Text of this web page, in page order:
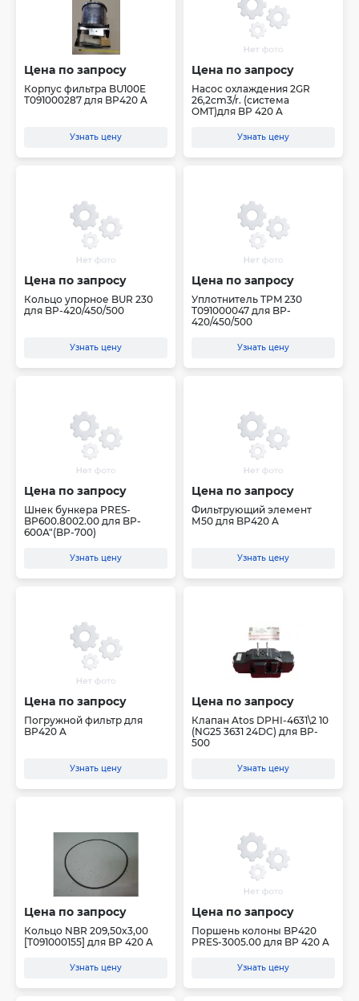
Цена по запросу
Корпус фильтра BU100E
T091000287 для BP420 A
Узнать цену
Цена по запросу
Насос охлаждения 2GR
26,2cm3/r. (система
OMT)для BP 420 A
Узнать цену
Цена по запросу
Кольцо упорное BUR 230
для BP-420/450/500
Узнать цену
Цена по запросу
Уплотнитель TPM 230
T091000047 для BP-
420/450/500
Узнать цену
Цена по запросу
Шнек бункера PRES-
BP600.8002.00 для BP-
600A"(BP-700)
Узнать цену
Цена по запросу
Фильтрующий элемент
М50 для BP420 A
Узнать цену
Цена по запросу
Погружной фильтр для
BP420 A
Узнать цену
Цена по запросу
Клапан Atos DPHI-4631\2 10
(NG25 3631 24DC) для BP-
500
Узнать цену
Цена по запросу
Кольцо NBR 209,50x3,00
[T091000155] для BP 420 A
Узнать цену
Цена по запросу
Поршень колоны BP420
PRES-3005.00 для BP 420 A
Узнать цену